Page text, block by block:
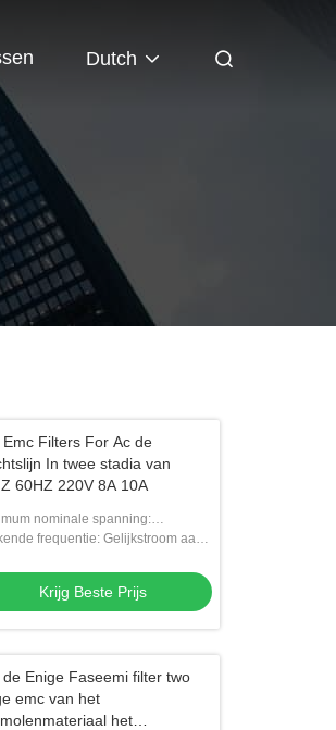
Dutch
Emc Filters For Ac de
In twee stadia van
60HZ 220V 8A 10A
nominale spanning:
250VAC, 50/60Hz
frequentie: Gelijkstroom aan
Krijg Beste Prijs
de Enige Faseemi filter two
emc van het
het